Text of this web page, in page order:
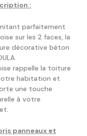
:
parfaitement
sur les 2 faces, la
décorative béton
rappelle la toiture
habitation et
une touche
à votre
panneaux et